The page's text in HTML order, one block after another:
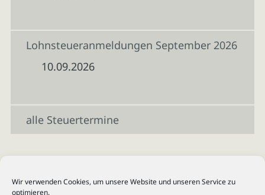
Wir verwenden Cookies, um unsere Website und unseren Service zu
optimieren.
Lohnsteueranmeldungen September 2026
10.09.2026
alle Steuertermine